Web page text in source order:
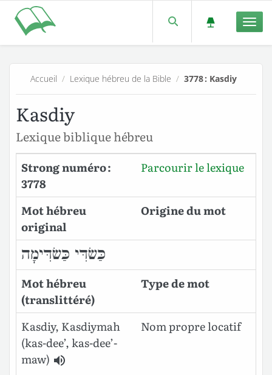
Accueil / Lexique hébreu de la Bible /3778 : Kasdiy
Kasdiy
Lexique biblique hébreu
Strong numéro :
3778
Parcourir le lexique
Mot hébreu
original
Origine du mot
כַּשׂדִּי כַּשׂדִּימָה
Mot hébreu
(translittéré)
Type de mot
Kasdiy, Kasdiymah
(kas-dee’, kas-dee’-
maw)
Nom propre locatif